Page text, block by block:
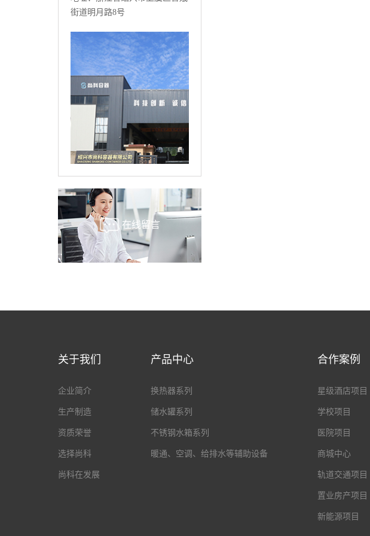
街道明月路8号
在线留言
关于我们
企业简介
生产制造
资质荣誉
选择尚科
尚科在发展
产品中心
换热器系列
储水罐系列
不锈钢水箱系列
暖通、空调、给排水等辅助设备
合作案例
星级酒店项目
学校项目
医院项目
商城中心
轨道交通项目
置业房产项目
新能源项目